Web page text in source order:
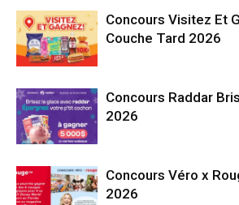
Concours Visitez Et
Couche Tard 2026
Concours Raddar
2026
Concours Véro x
2026